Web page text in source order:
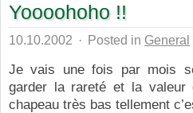
Yoooohoho !!
10.10.2002 · Posted in General
Je vais une fois par mois
garder la rareté et la valeur
chapeau très bas tellement